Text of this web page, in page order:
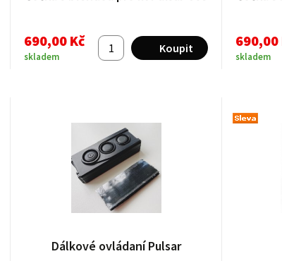
690,00 Kč
skladem
690,00
skladem
Dálkové ovládaní Pulsar